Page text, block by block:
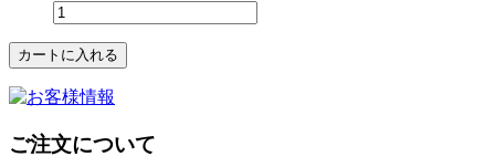
ご注文について